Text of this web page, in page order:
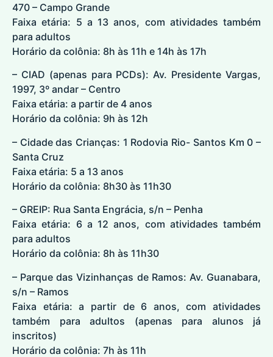
470 – Campo Grande
Faixa etária: 5 a 13 anos, com atividades também
para adultos
Horário da colônia: 8h às 11h e 14h às 17h
– CIAD (apenas para PCDs): Av. Presidente Vargas,
1997, 3º andar – Centro
Faixa etária: a partir de 4 anos
Horário da colônia: 9h às 12h
– Cidade das Crianças: 1 Rodovia Rio- Santos Km 0 –
Santa Cruz
Faixa etária: 5 a 13 anos
Horário da colônia: 8h30 às 11h30
– GREIP: Rua Santa Engrácia, s/n – Penha
Faixa etária: 6 a 12 anos, com atividades também
para adultos
Horário da colônia: 8h às 11h30
– Parque das Vizinhanças de Ramos: Av. Guanabara,
s/n – Ramos
Faixa etária: a partir de 6 anos, com atividades
também para adultos (apenas para alunos já
inscritos)
Horário da colônia: 7h às 11h